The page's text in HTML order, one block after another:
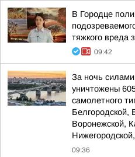
В Городце
тяжкого вреда
09:42
За ночь
уничтожены
самолетного
Белгородской,
Воронежской,
09:36